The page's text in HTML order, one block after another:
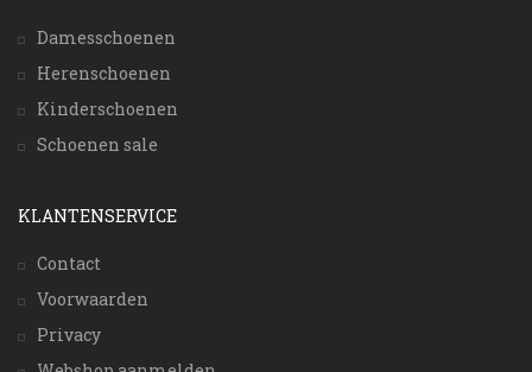
Damesschoenen
Herenschoenen
Kinderschoenen
Schoenen sale
KLANTENSERVICE
Contact
Voorwaarden
Privacy